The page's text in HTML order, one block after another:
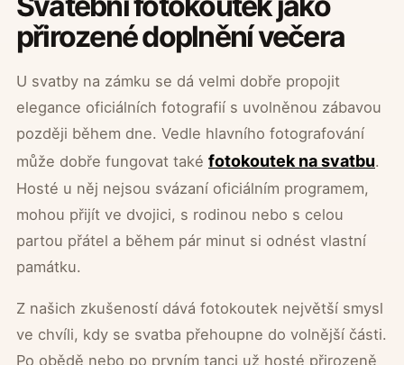
přirozené doplnění večera
U svatby na zámku se dá velmi dobře propojit
elegance oficiálních fotografií s uvolněnou zábavou
později během dne. Vedle hlavního fotografování
může dobře fungovat také fotokoutek na svatbu.
Hosté u něj nejsou svázaní oficiálním programem,
mohou přijít ve dvojici, s rodinou nebo s celou
partou přátel a během pár minut si odnést vlastní
památku.
Z našich zkušeností dává fotokoutek největší smysl
ve chvíli, kdy se svatba přehoupne do volnější části.
Po obědě nebo po prvním tanci už hosté přirozeně